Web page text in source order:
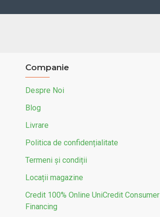
Companie
Despre Noi
Blog
Livrare
Politica de confidențialitate
Termeni și condiții
Locații magazine
Credit 100% Online UniCredit Consumer
Financing